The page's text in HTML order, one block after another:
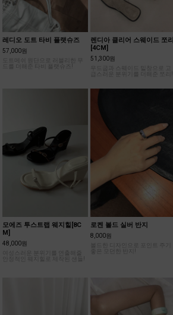
레디오 도트 타비 플랫슈즈
57,000원
드를 더해준 타비 플랫슈즈!
렌디아 클리어 스웨이드 쪼리
[4CM]
51,300원
우드굽과 스웨이드 밑창으로 고
급스러운 분위기를 더해준 쪼리!
모에즈 투스트랩 웨지힐[8C
M]
48,000원
안정적인 웨지힐로 제작된 샌들!
로켄 볼드 실버 반지
8,000원
볼드한 디자인으로 포인트 주기
좋은 모던한 반지!